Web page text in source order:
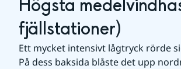
Högsta
fjällstationer)
Ett mycket intensivt lågtryck rörde
På dess baksida blåste det upp